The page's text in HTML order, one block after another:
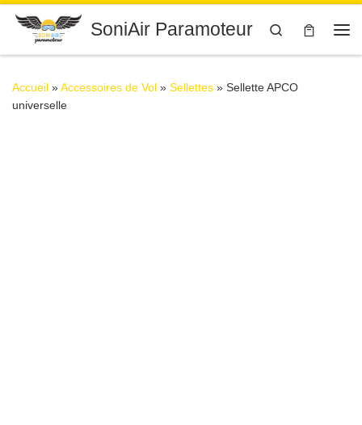
Passer au contenuSoniAir Paramoteur
Search
Accueil »Accessoires de Vol » Sellettes » Sellette APCO
universelle